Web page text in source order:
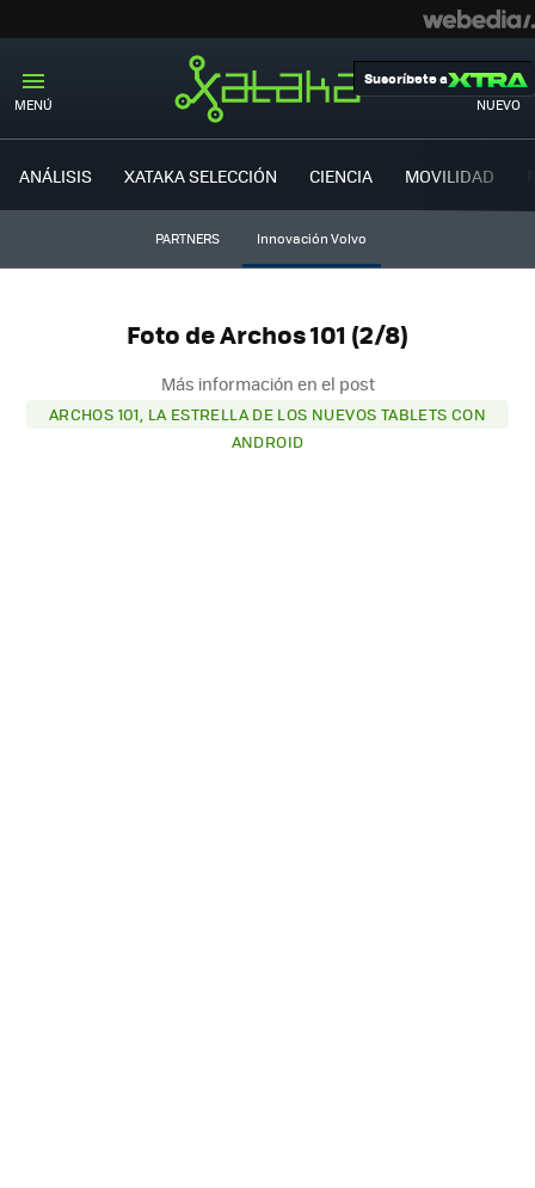
MENÚ NUEVO
Suscríbete a
ANÁLISIS XATAKA SELECCIÓN CIENCIA MOVILIDAD
PARTNERS Innovación Volvo
Foto de Archos 101 (2/8)
Más información en el post
ARCHOS 101, LA ESTRELLA DE LOS NUEVOS TABLETS CON
ANDROID